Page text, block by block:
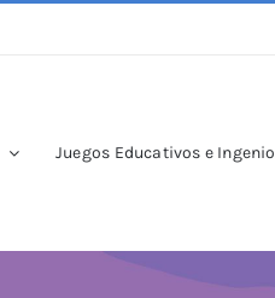
Juegos Educativos e Ingenio